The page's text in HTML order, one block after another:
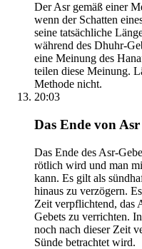
Der Asr gemäß einer
wenn der Schatten
seine tatsächliche
während des Dhuhr-
eine Meinung des
teilen diese Meinung.
Methode nicht.
20:03
Das Ende von Asr
Das Ende des Asr-
rötlich wird und man
kann. Es gilt als
hinaus zu verzögern.
Zeit verpflichtend, das
Gebets zu verrichten.
noch nach dieser Zeit
Sünde betrachtet wird.